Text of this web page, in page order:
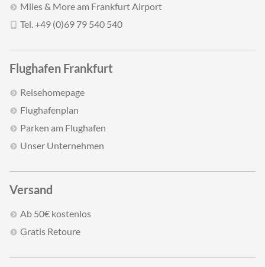
Miles & More am Frankfurt Airport
Tel. +49 (0)69 79 540 540
Flughafen Frankfurt
Reisehomepage
Flughafenplan
Parken am Flughafen
Unser Unternehmen
Versand
Ab 50€ kostenlos
Gratis Retoure